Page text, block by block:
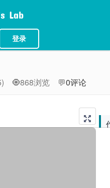
Lab
登录
🧿868浏览 💬0评论